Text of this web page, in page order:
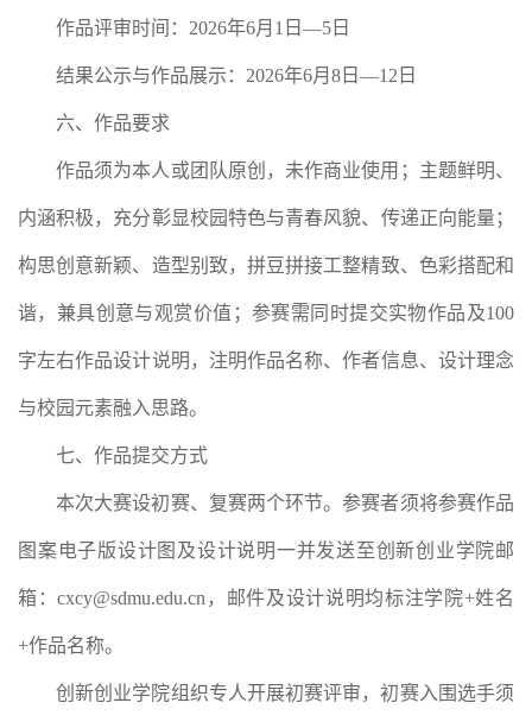
作品评审时间：2026年6月1日—5日
结果公示与作品展示：2026年6月8日—12日
六、作品要求
作品须为本人或团队原创，未作商业使用；主题鲜明、
内涵积极，充分彰显校园特色与青春风貌、传递正向能量；
构思创意新颖、造型别致，拼豆拼接工整精致、色彩搭配和
谐，兼具创意与观赏价值；参赛需同时提交实物作品及100
字左右作品设计说明，注明作品名称、作者信息、设计理念
与校园元素融入思路。
七、作品提交方式
本次大赛设初赛、复赛两个环节。参赛者须将参赛作品
图案电子版设计图及设计说明一并发送至创新创业学院邮
箱：cxcy@sdmu.edu.cn，邮件及设计说明均标注学院+姓名
+作品名称。
创新创业学院组织专人开展初赛评审，初赛入围选手须